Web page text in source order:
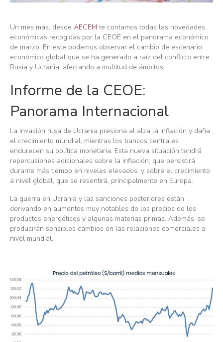
Un mes más, desde AECEM te contamos todas las novedades
económicas recogidas por la CEOE en el panorama económico
de marzo. En este podemos observar el cambio de escenario
económico global que se ha generado a raíz del conflicto entre
Rusia y Ucrania, afectando a multitud de ámbitos.
Informe de la CEOE:
Panorama Internacional
La invasión rusa de Ucrania presiona al alza la inflación y daña
el crecimiento mundial, mientras los bancos centrales
endurecen su política monetaria. Esta nueva situación tendrá
repercusiones adicionales sobre la inflación, que persistirá
durante más tiempo en niveles elevados, y sobre el crecimiento
a nivel global, que se resentirá, principalmente en Europa.
La guerra en Ucrania y las sanciones posteriores están
derivando en aumentos muy notables de los precios de los
productos energéticos y algunas materias primas. Además, se
producirán sensibles cambios en las relaciones comerciales a
nivel mundial.